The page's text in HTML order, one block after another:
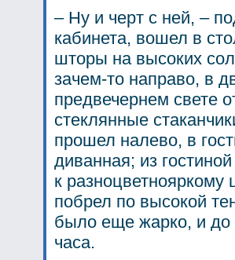
– Ну и черт с ней, –
кабинета, вошел в
шторы на высоких
зачем-то направо, в
предвечернем свете
стеклянные
прошел налево, в
диванная; из
к разноцветнояркому
побрел по высокой
было еще жарко, и до
часа.